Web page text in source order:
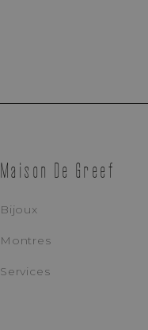
Maison De Greef
Bijoux
Montres
Services